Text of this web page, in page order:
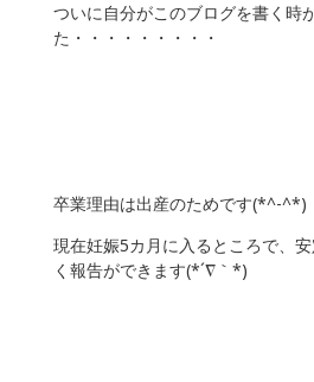
ついに自分がこのブログを書く時
た・・・・・・・・・
卒業理由は出産のためです(*^-^*)
現在妊娠5カ月に入るところで、
く報告ができます(*´∇｀*)